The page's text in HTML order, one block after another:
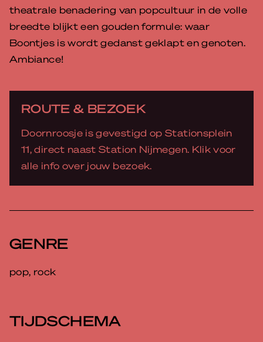
theatrale benadering van popcultuur in de volle
breedte blijkt een gouden formule: waar
Boontjes is wordt gedanst geklapt en genoten.
Ambiance!
ROUTE & BEZOEK
Doornroosje is gevestigd op Stationsplein
11, direct naast Station Nijmegen. Klik voor
alle info over jouw bezoek.
GENRE
pop, rock
TIJDSCHEMA